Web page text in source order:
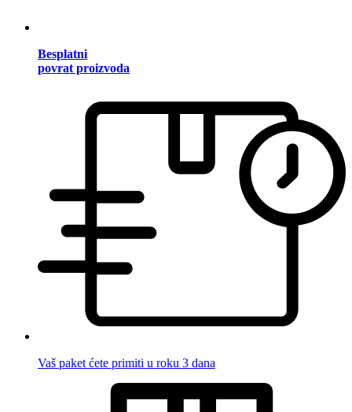
Besplatni
povrat proizvoda
Vaš paket ćete primiti u roku 3 dana